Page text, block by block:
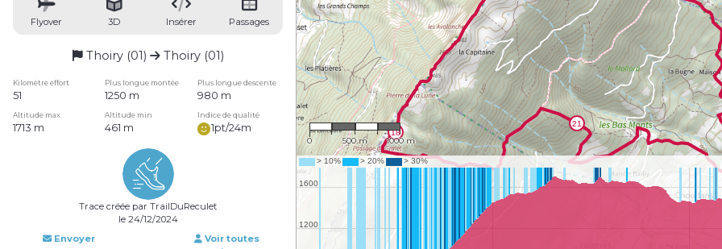
Flyover 3D Insérer Passages
Thoiry (01) Thoiry (01)
Kilomètre effort Plus longue montée Plus longue descente
51 1250 m 980 m
Altitude max Altitude min Indice de qualité
1713 m 461 m 1pt/24m
Trace créée par TrailDuReculet
le 24/12/2024
Envoyer
Voir toutes
1 : 31,484
0 500 m 1000 m